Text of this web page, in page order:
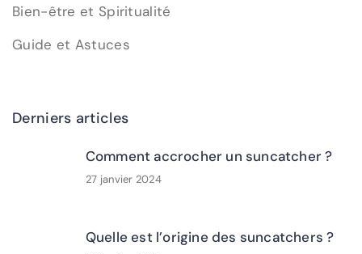
Bien-être et Spiritualité
Guide et Astuces
Derniers articles
Comment accrocher un suncatcher ?
27 janvier 2024
Quelle est l’origine des suncatchers ?